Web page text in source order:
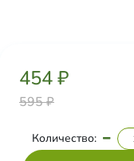
454 ₽
595 ₽
Количество: